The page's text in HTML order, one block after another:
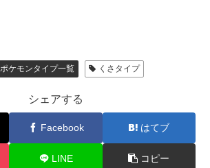
ポケモンタイプ一覧 くさタイプ
シェアする
Facebook はてブ
LINE コピー